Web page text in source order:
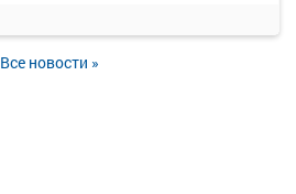
Все новости »